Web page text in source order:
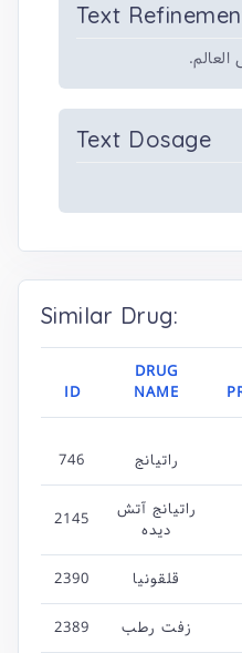
Text
Text Dosage
Similar Drug:
ID
DRUG
NAME
746 راتیانج
2145
راتیانج آتش
دیده
2390 قلقونیا
2389 زفت رطب